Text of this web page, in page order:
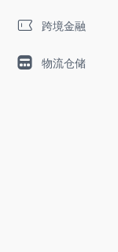
跨境金融
物流仓储